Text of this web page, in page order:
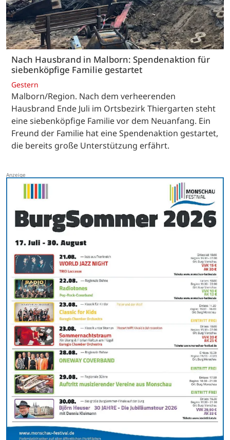
Nach Hausbrand in Malborn: Spendenaktion für
siebenköpfige Familie gestartet
Gestern
Malborn/Region. Nach dem verheerenden
Hausbrand Ende Juli im Ortsbezirk Thiergarten steht
eine siebenköpfige Familie vor dem Neuanfang. Ein
Freund der Familie hat eine Spendenaktion gestartet,
die bereits große Unterstützung erfährt.